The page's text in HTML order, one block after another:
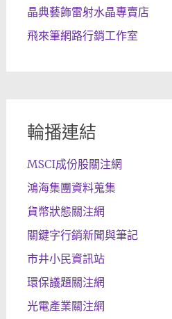
晶典藝飾雷射水晶專賣店
飛來筆網路行銷工作室
輪播連結
MSCI成份股關注網
鴻海集團資料蒐集
貨幣狀態關注網
關鍵字行銷新聞與筆記
市井小民資訊站
環保議題關注網
光電產業關注網